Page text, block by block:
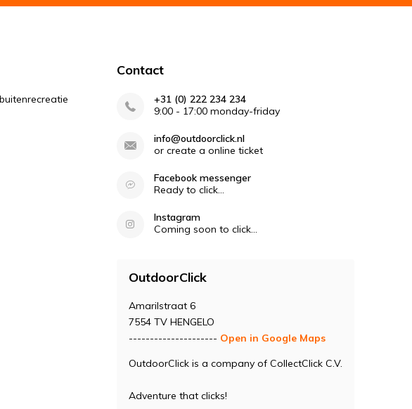
Contact
+31 (0) 222 234 234
9:00 - 17:00 monday-friday
info@outdoorclick.nl
or create a online ticket
Facebook messenger
Ready to click...
Instagram
Coming soon to click...
OutdoorClick
Amarilstraat 6
7554 TV HENGELO
--------------------- Open in Google Maps
OutdoorClick is a company of CollectClick C.V.
Adventure that clicks!